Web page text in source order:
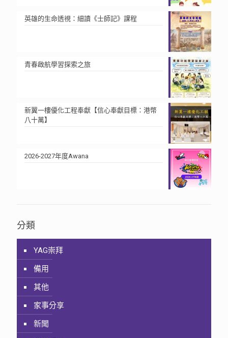
英雄的生命透視：細讀《士師記》課程
青春啟航學習探索之旅
新翼一樓優化工程奉獻【信心奉獻目標：港幣
八十萬】
2026-2027年度Awana
分類
YAG崇拜
備用
其他
家事分享
新聞